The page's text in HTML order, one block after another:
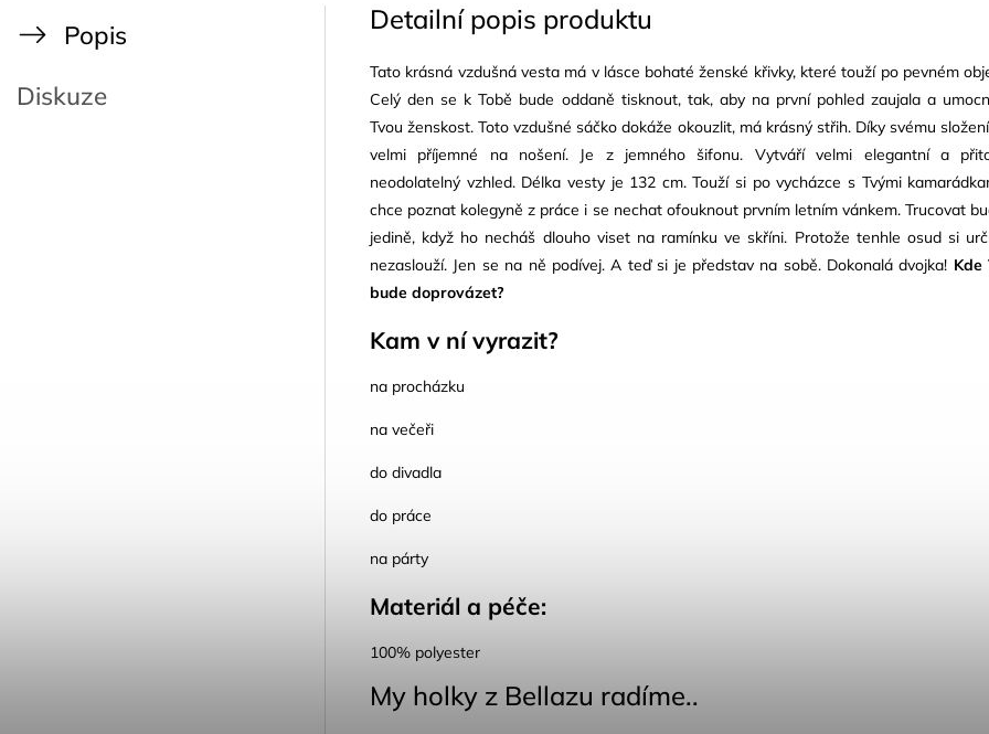
Popis
Diskuze
Detailní popis produktu
Tato krásná vzdušná vesta má v lásce bohaté ženské křivky, které touží po pevném
Celý den se k Tobě bude oddaně tisknout, tak, aby na první pohled zaujala a
Tvou ženskost. Toto vzdušné sáčko dokáže okouzlit, má krásný střih. Díky svému
velmi příjemné na nošení. Je z jemného šifonu. Vytváří velmi elegantní a
neodolatelný vzhled. Délka vesty je 132 cm. Touží si po vycházce s Tvými
chce poznat kolegyně z práce i se nechat ofouknout prvním letním vánkem. Trucovat
jedině, když ho necháš dlouho viset na ramínku ve skříni. Protože tenhle osud si
nezaslouží. Jen se na ně podívej. A teď si je představ na sobě. Dokonalá dvojka! Kde
bude doprovázet?
Kam v ní vyrazit?
na procházku
na večeři
do divadla
do práce
na párty
Materiál a péče:
100% polyester
My holky z Bellazu radíme..